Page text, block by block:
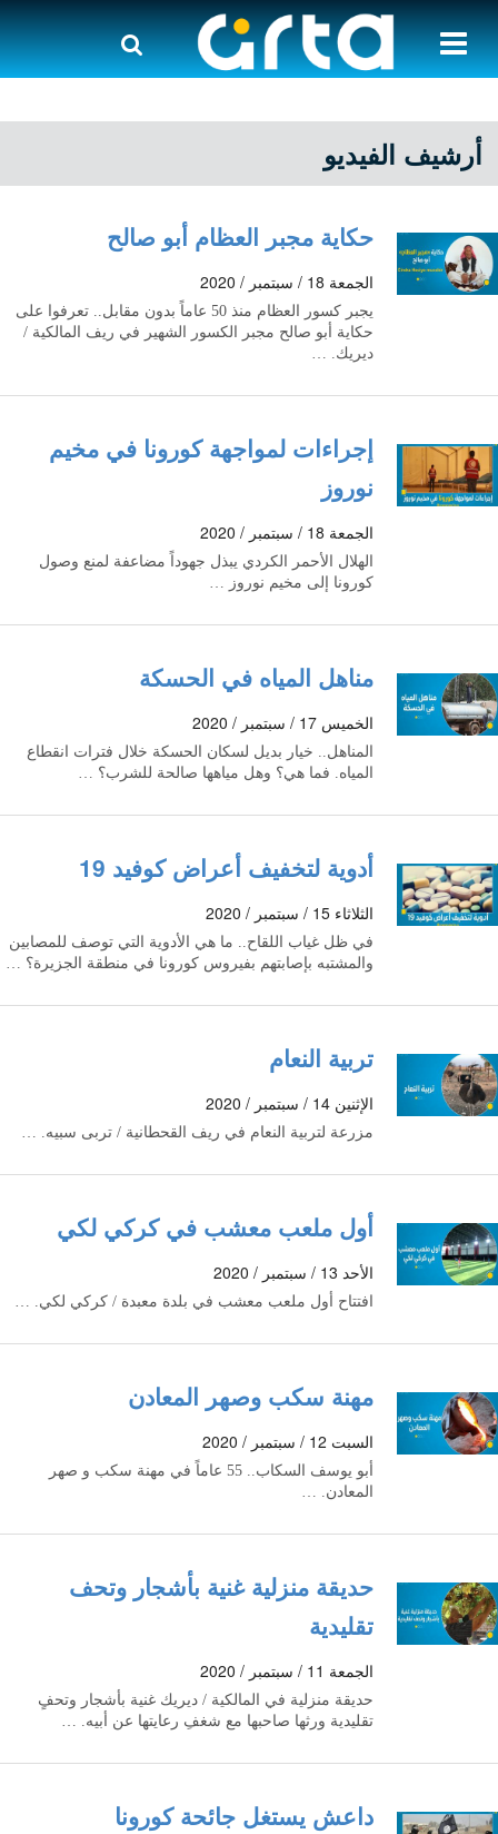
أرشيف الفيديو
حكاية مجبر العظام أبو صالح
الجمعة 18 / سبتمبر / 2020
يجبر كسور العظام منذ 50 عاماً بدون مقابل.. تعرفوا على
حكاية أبو صالح مجبر الكسور الشهير في ريف المالكية /
ديريك. …
إجراءات لمواجهة كورونا في مخيم
نوروز
الجمعة 18 / سبتمبر / 2020
الهلال الأحمر الكردي يبذل جهوداً مضاعفة لمنع وصول
كورونا إلى مخيم نوروز …
مناهل المياه في الحسكة
الخميس 17 / سبتمبر / 2020
المناهل.. خيار بديل لسكان الحسكة خلال فترات انقطاع
المياه. فما هي؟ وهل مياهها صالحة للشرب؟ …
أدوية لتخفيف أعراض كوفيد 19
الثلاثاء 15 / سبتمبر / 2020
في ظل غياب اللقاح.. ما هي الأدوية التي توصف للمصابين
والمشتبه بإصابتهم بفيروس كورونا في منطقة الجزيرة؟ …
تربية النعام
الإثنين 14 / سبتمبر / 2020
مزرعة لتربية النعام في ريف القحطانية / تربى سبيه. …
أول ملعب معشب في كركي لكي
الأحد 13 / سبتمبر / 2020
افتتاح أول ملعب معشب في بلدة معبدة / كركي لكي. …
مهنة سكب وصهر المعادن
السبت 12 / سبتمبر / 2020
أبو يوسف السكاب.. 55 عاماً في مهنة سكب و صهر
المعادن. …
حديقة منزلية غنية بأشجار وتحف
تقليدية
الجمعة 11 / سبتمبر / 2020
حديقة منزلية في المالكية / ديريك غنية بأشجار وتحفٍ
تقليدية ورثها صاحبها مع شغفِ رعايتها عن أبيه‎. …
داعش يستغل جائحة كورونا